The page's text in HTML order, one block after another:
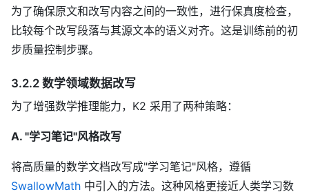
为了确保原文和改写内容之间的一致性，进行保真度检查，
比较每个改写段落与其源文本的语义对齐。这是训练前的初
步质量控制步骤。
3.2.2 数学领域数据改写
为了增强数学推理能力，K2 采用了两种策略：
A. "学习笔记"风格改写
将高质量的数学文档改写成"学习笔记"风格，遵循
SwallowMath 中引入的方法。这种风格更接近人类学习数